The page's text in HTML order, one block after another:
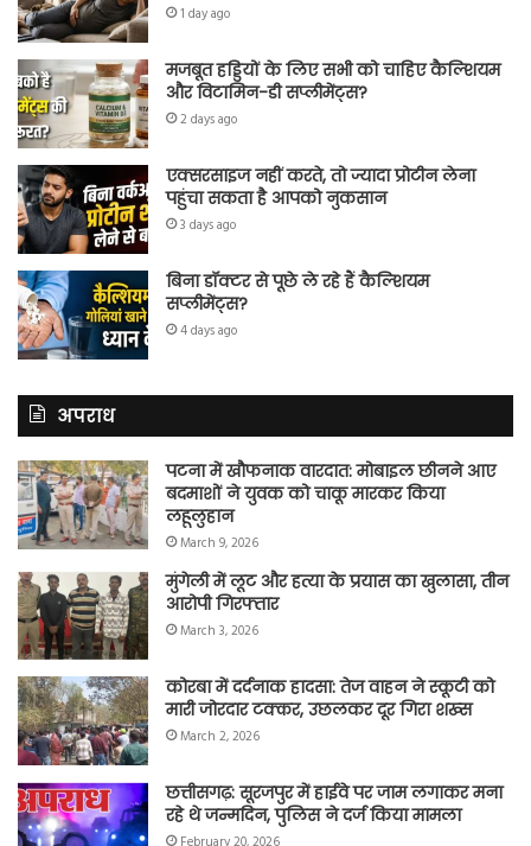
1 day ago
मजबूत हड्डियों के लिए सभी को चाहिए कैल्शियम
और विटामिन-डी सप्लीमेंट्स?
2 days ago
एक्सरसाइज नहीं करते, तो ज्यादा प्रोटीन लेना
पहुंचा सकता है आपको नुकसान
3 days ago
बिना डॉक्टर से पूछे ले रहे हैं कैल्शियम
सप्लीमेंट्स?
4 days ago
अपराध
पटना में खौफनाक वारदात: मोबाइल छीनने आए
बदमाशों ने युवक को चाकू मारकर किया
लहूलुहान
March 9, 2026
मुंगेली में लूट और हत्या के प्रयास का खुलासा, तीन
आरोपी गिरफ्तार
March 3, 2026
कोरबा में दर्दनाक हादसा: तेज वाहन ने स्कूटी को
मारी जोरदार टक्कर, उछलकर दूर गिरा शख्स
March 2, 2026
छत्तीसगढ़: सूरजपुर में हाईवे पर जाम लगाकर मना
रहे थे जन्मदिन, पुलिस ने दर्ज किया मामला